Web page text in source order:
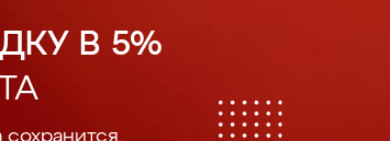
В 5%
сохранится.